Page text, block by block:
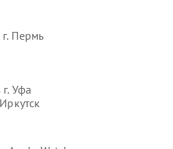
Пермь
Уфа
Иркутск